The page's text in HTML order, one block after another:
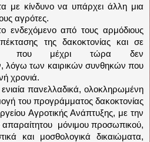
με κίνδυνο να υπάρχει άλλη μια
αγρότες.
ενδεχόμενο από τους αρμόδιους
της δακοκτονίας και σε
που μέχρι τώρα δεν
λόγω των καιρικών συνθηκών που
χρονιά.
πανελλαδικά, ολοκληρωμένη
του προγράμματος δακοκτονίας
Αγροτικής Ανάπτυξης, με την
μόνιμου προσωπικού,
και μοσθολογικά δικαιώματα,